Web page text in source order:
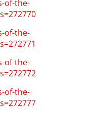
of-the-
of-the-
of-the-
of-the-